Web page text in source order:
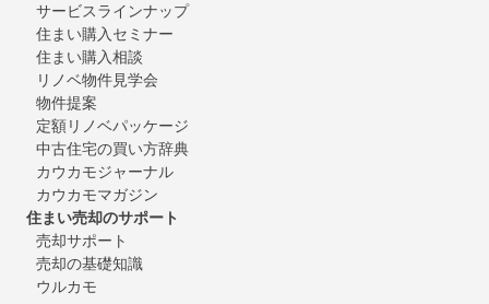
サービスラインナップ
住まい購入セミナー
住まい購入相談
リノベ物件見学会
物件提案
定額リノベパッケージ
中古住宅の買い方辞典
カウカモジャーナル
カウカモマガジン
住まい売却のサポート
売却サポート
売却の基礎知識
ウルカモ